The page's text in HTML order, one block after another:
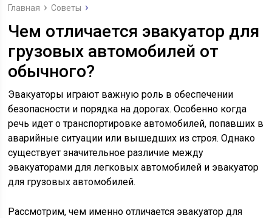
Главная Советы
Чем отличается эвакуатор для
грузовых автомобилей от
обычного?
Эвакуаторы играют важную роль в обеспечении
безопасности и порядка на дорогах. Особенно когда
речь идет о транспортировке автомобилей, попавших в
аварийные ситуации или вышедших из строя. Однако
существует значительное различие между
эвакуаторами для легковых автомобилей и эвакуатор
для грузовых автомобилей.
Рассмотрим, чем именно отличается эвакуатор для